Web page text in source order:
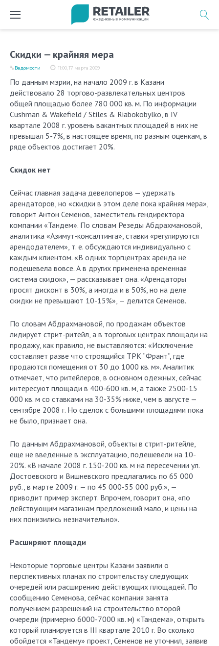
Скидки — крайняя мера
11:00, 17 марта 2009
Ведомости
По данным мэрии, на начало 2009 г. в Казани
действовало 28 торгово-развлекательных центров
общей площадью более 780 000 кв. м. По информации
Cushman & Wakefield / Stiles & Riabokobylko, в IV
квартале 2008 г. уровень вакантных площадей в них не
превышал 5-7%, в настоящее время, по разным оценкам, в
ряде объектов достигает 20%.
Скидок нет
Сейчас главная задача девелоперов — удержать
арендаторов, но «скидки в этом деле пока крайняя мера»,
говорит Антон Семенов, заместитель гендиректора
компании «Тандем». По словам Резеды Абдрахмановой,
аналитика «Азимут-консалтинга», ставки «регулируются
арендодателем», т. е. обсуждаются индивидуально с
каждым клиентом. «В одних торгцентрах аренда не
подешевела вовсе. А в других применена временная
система скидок», — рассказывает она. «Арендаторы
просят дисконт в 30%, а иногда и в 50%, но на деле
скидки не превышают 10-15%», — делится Семенов.
По словам Абдрахмановой, по продажам объектов
лидирует стрит-ритейл, а в торговых центрах площади на
продажу, как правило, не выставляются: «Исключение
составляет разве что строящийся ТРК “Франт”, где
продаются помещения от 30 до 1000 кв. м». Аналитик
отмечает, что ритейлеров, в основном одежных, сейчас
интересуют площади в 400-600 кв. м, а также 2500-15
000 кв. м со ставками на 30-35% ниже, чем в августе —
сентябре 2008 г. Но сделок с большими площадями пока
не было, признает она.
По данным Абдрахмановой, объекты в стрит-ритейле,
еще не введенные в эксплуатацию, подешевели на 10-
20%. «В начале 2008 г. 150-200 кв. м на пересечении ул.
Достоевского и Вишневского предлагались по 65 000
руб., в марте 2009 г. — по 45 000-55 000 руб.», —
приводит пример эксперт. Впрочем, говорит она, «по
действующим магазинам предложений мало, и цены на
них понизились незначительно».
Расширяют площади
Некоторые торговые центры Казани заявили о
перспективных планах по строительству следующих
очередей или расширению действующих площадей. По
сообщению Семенова, сейчас компания занята
получением разрешений на строительство второй
очереди (примерно 6000-7000 кв. м) «Тандема», открыть
который планируется в III квартале 2010 г. Во сколько
обойдется «Тандему» проект, Семенов не уточнил, заявив